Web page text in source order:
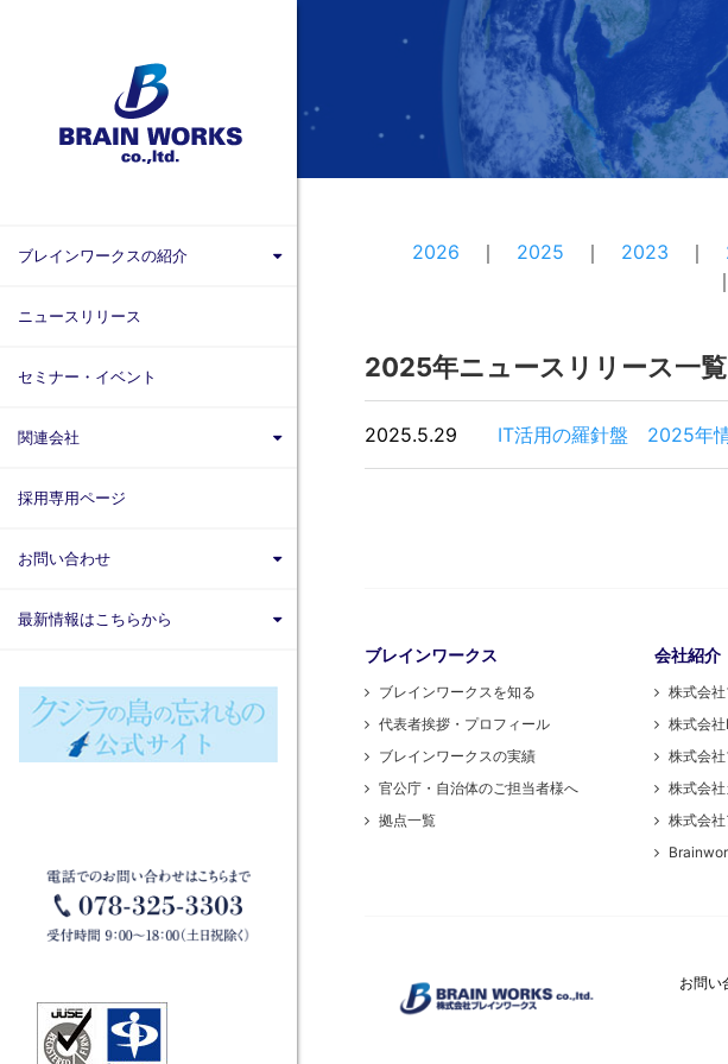
ブレインワークスの紹介
ブレインワークスを知る
官公庁・自治体のご担当者様へ
拠点一覧
ニュースリリース
セミナー・イベント
関連会社
株式会社ＩＴグローバルブレイン
株式会社アグリマスターズ
採用専用ページ
お問い合わせ
サービス内容
エンジニア募集
パートナー募集
最新情報はこちらから
Facebook
2026 2025 2023
2025年ニュースリリース一覧
2025.5.29 IT活用の羅針盤 2025年
ブレインワークス
ブレインワークスを知る
代表者挨拶・プロフィール
ブレインワークスの実績
官公庁・自治体のご担当者様へ
拠点一覧
会社紹介
株式会
株式会
株式会
株式会
株式会
お問い